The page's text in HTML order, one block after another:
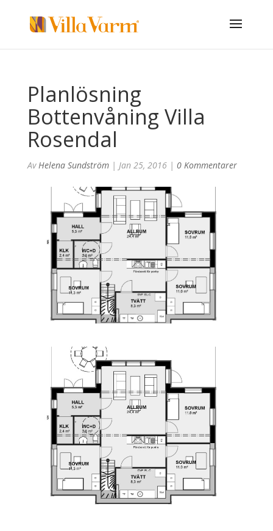
Planlösning
Bottenvåning Villa
Rosendal
AvHelena Sundström| Jan 25, 2016| 0 Kommentarer